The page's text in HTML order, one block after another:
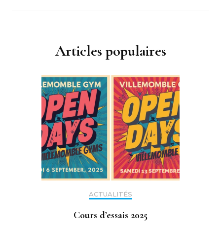
Articles populaires
ACTUALITÉS
Cours d’essais 2025